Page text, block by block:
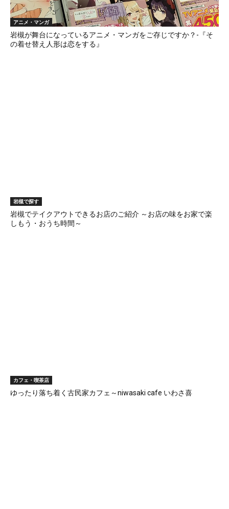
アニメ・マンガ
岩槻が舞台になっているアニメ・マンガをご存じですか？-『そ
の着せ替え人形は恋をする』
岩槻で探す
岩槻でテイクアウトできるお店のご紹介 ～お店の味をお家で楽
しもう・おうち時間～
カフェ・喫茶店
ゆったり落ち着く古民家カフェ～niwasaki cafe いわさ喜